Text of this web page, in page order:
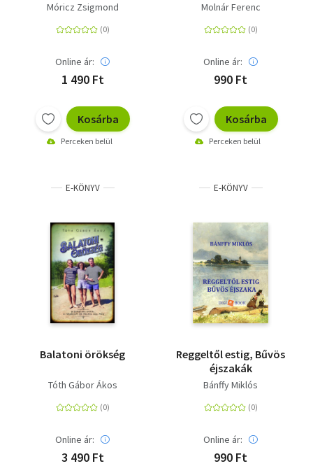
Móricz Zsigmond
Online ár:
1 490 Ft
Kosárba
Perceken belül
Molnár Ferenc
Online ár:
990 Ft
Kosárba
Perceken belül
E-KÖNYV
Balatoni örökség
Tóth Gábor Ákos
Online ár:
3 490 Ft
E-KÖNYV
Reggeltől estig, Bűvös
éjszakák
Bánffy Miklós
Online ár:
990 Ft